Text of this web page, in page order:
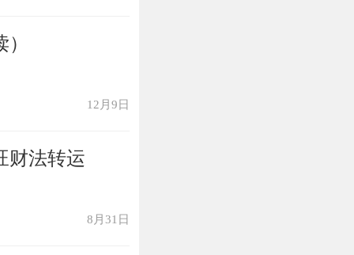
学解度上来
12月9日
财法转运
8月31日